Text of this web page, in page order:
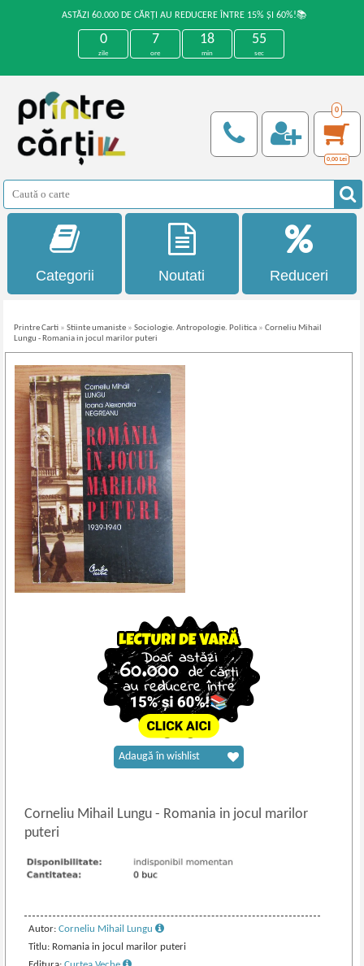
ASTĂZI 60.000 DE CĂRȚI AU REDUCERE ÎNTRE 15% ȘI 60%!📚
0
zile
7
ore
18
min
54
sec
0
0,00 Lei
Categorii Noutati Reduceri
Printre Carti »Stiinte umaniste »Sociologie. Antropologie. Politica »Corneliu Mihail
Lungu - Romania in jocul marilor puteri
Corneliu Mihail Lungu- Romania in jocul marilor
puteri
Autor:Corneliu Mihail Lungu
Titlu: Romania in jocul marilor puteri
Adaugă în wishlist